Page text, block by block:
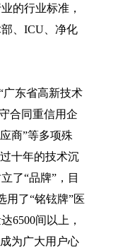
的行业标准，
、ICU、净化
东省高新技术
合同重信用企
商”等多项殊
十年的技术沉
了“品牌”，目
用了“铭铉牌”医
6500间以上，
为广大用户心